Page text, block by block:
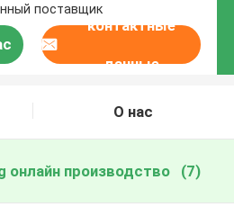
поставщик
контактные
данные
О нас
онлайн производство (7)